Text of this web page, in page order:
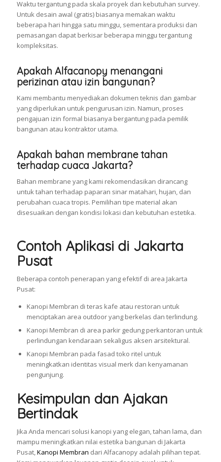
Waktu tergantung pada skala proyek dan kebutuhan survey.
Untuk desain awal (gratis) biasanya memakan waktu
beberapa hari hingga satu minggu, sementara produksi dan
pemasangan dapat berkisar beberapa minggu tergantung
kompleksitas.
Apakah Alfacanopy menangani
perizinan atau izin bangunan?
Kami membantu menyediakan dokumen teknis dan gambar
yang diperlukan untuk pengurusan izin. Namun, proses
pengajuan izin formal biasanya bergantung pada pemilik
bangunan atau kontraktor utama.
Apakah bahan membrane tahan
terhadap cuaca Jakarta?
Bahan membrane yang kami rekomendasikan dirancang
untuk tahan terhadap paparan sinar matahari, hujan, dan
perubahan cuaca tropis. Pemilihan tipe material akan
disesuaikan dengan kondisi lokasi dan kebutuhan estetika.
Contoh Aplikasi di Jakarta
Pusat
Beberapa contoh penerapan yang efektif di area Jakarta
Pusat:
Kanopi Membran di teras kafe atau restoran untuk
menciptakan area outdoor yang berkelas dan terlindung.
Kanopi Membran di area parkir gedung perkantoran untuk
perlindungan kendaraan sekaligus aksen arsitektural.
Kanopi Membran pada fasad toko ritel untuk
meningkatkan identitas visual merk dan kenyamanan
pengunjung.
Kesimpulan dan Ajakan
Bertindak
Jika Anda mencari solusi kanopi yang elegan, tahan lama, dan
mampu meningkatkan nilai estetika bangunan di Jakarta
Pusat,Kanopi Membran dari Alfacanopy adalah pilihan tepat.